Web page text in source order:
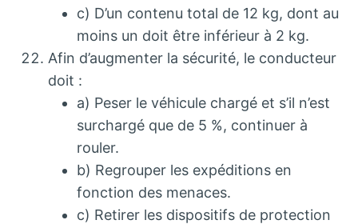
c) D’un contenu total de 12 kg, dont au
moins un doit être inférieur à 2 kg.
Afin d’augmenter la sécurité, le conducteur
doit :
a) Peser le véhicule chargé et s’il n’est
surchargé que de 5 %, continuer à
rouler.
b) Regrouper les expéditions en
fonction des menaces.
c) Retirer les dispositifs de protection